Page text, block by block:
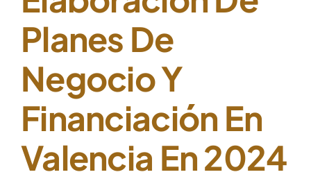
Planes De
Negocio Y
Financiación En
Valencia En 2024